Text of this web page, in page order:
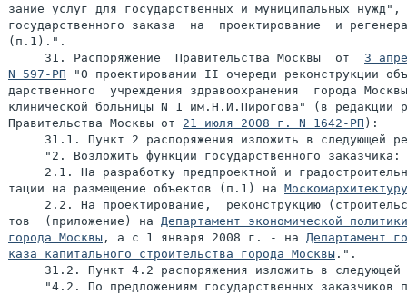
зание услуг для государственных и муниципальных нужд",
государственного заказа  на  проектирование  и
(п.1).".
     31. Распоряжение  Правительства Москвы  от
3
N 597-РП "О проектировании II очереди реконструкции
дарственного  учреждения здравоохранения  города
клинической больницы N 1 им.Н.И.Пирогова" (в редакции
Правительства Москвы от 21 июля 2008 г. N 1642-РП ):
31.1. Пункт 2 распоряжения изложить в следующей
     "2. Возложить функции государственного заказчика:
2.1. На разработку предпроектной и
тации на размещение объектов (п.1) на Москомархитектуру
2.2. На проектирование,  реконструкцию
тов  (приложение) на Департамент экономической
города Москвы , а с 1 января 2008 г. - на Департамент
каза капитального строительства города Москвы .".
31.2. Пункт 4.2 распоряжения изложить в следующей
"4.2. По предложениям государственных заказчиков